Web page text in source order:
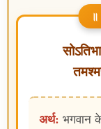
अर्थ: भगवान